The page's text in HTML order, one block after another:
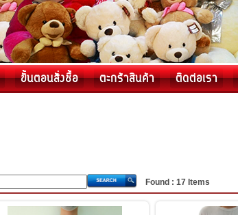
ขั้นตอนสั่งชื้อ ตะกร้าสินค้า ติดต่อเรา
Found : 17Items